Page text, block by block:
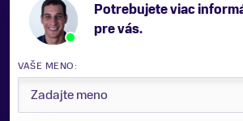
Potrebujete viac
pre vás.
VAŠE MENO: